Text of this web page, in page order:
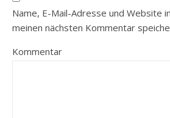
Name, E-Mail-Adresse und Website
meinen nächsten Kommentar
Kommentar